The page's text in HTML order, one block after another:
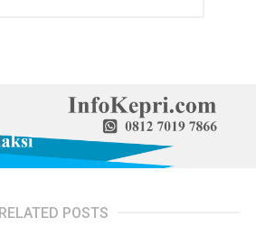
RELATED POSTS